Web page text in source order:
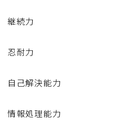
継続力
忍耐力
自己解決能力
情報処理能力